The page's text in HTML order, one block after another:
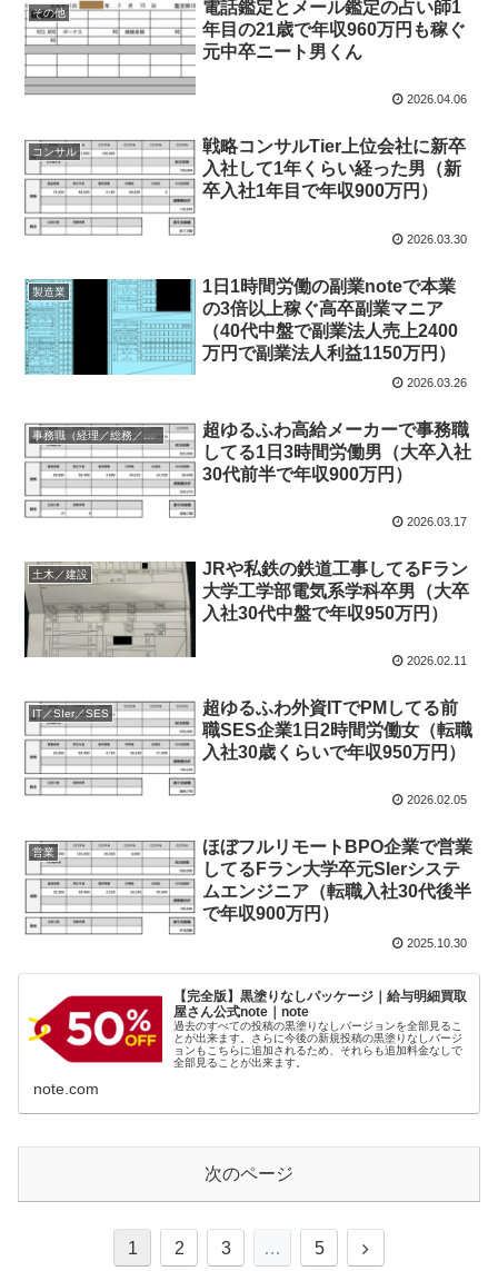
その他
電話鑑定とメール鑑定の占い師1
年目の21歳で年収960万円も稼ぐ
元中卒ニート男くん
2026.04.06
コンサル
戦略コンサルTier上位会社に新卒
入社して1年くらい経った男（新
卒入社1年目で年収900万円）
2026.03.30
製造業
1日1時間労働の副業noteで本業
の3倍以上稼ぐ高卒副業マニア
（40代中盤で副業法人売上2400
万円で副業法人利益1150万円）
2026.03.26
超ゆるふわ高給メーカーで事務職
してる1日3時間労働男（大卒入社
30代前半で年収900万円）
2026.03.17
土木／建設
JRや私鉄の鉄道工事してるFラン
大学工学部電気系学科卒男（大卒
入社30代中盤で年収950万円）
2026.02.11
IT／SIer／SES
超ゆるふわ外資ITでPMしてる前
職SES企業1日2時間労働女（転職
入社30歳くらいで年収950万円）
2026.02.05
営業
ほぼフルリモートBPO企業で営業
してるFラン大学卒元SIerシステ
ムエンジニア（転職入社30代後半
で年収900万円）
2025.10.30
【完全版】黒塗りなしパッケージ｜給与明細買取
屋さん公式note｜note
過去のすべての投稿の黒塗りなしバージョンを全部見るこ
とが出来ます。さらに今後の新規投稿の黒塗りなしバージ
ョンもこちらに追加されるため、それらも追加料金なしで
全部見ることが出来ます。
note.com
次のページ
1 2 3 … 5